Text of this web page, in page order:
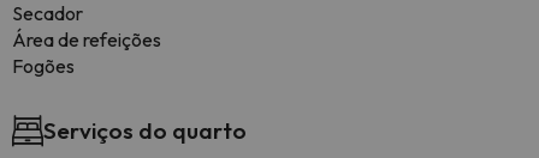
Secador
Área de refeições
Fogões
Serviços do quarto